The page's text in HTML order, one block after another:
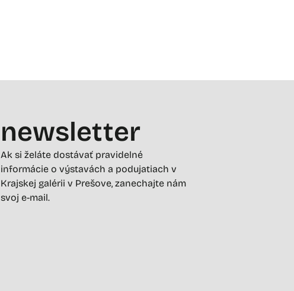
newsletter
Ak si želáte dostávať pravidelné
informácie o výstavách a podujatiach v
Krajskej galérii v Prešove, zanechajte nám
svoj e-mail.